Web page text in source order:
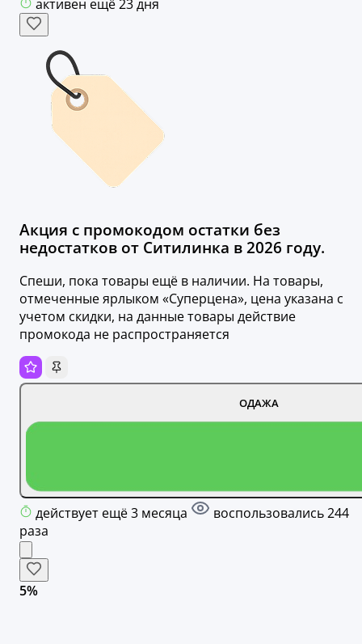
активен ещё 23 дня
Акция с промокодом остатки без
недостатков от Ситилинка в 2026 году.
Спеши, пока товары ещё в наличии. На товары,
отмеченные ярлыком «Суперцена», цена указана с
учетом скидки, на данные товары действие
промокода не распространяется
ОДАЖА
действует ещё 3 месяца
воспользовались 244
раза
5%